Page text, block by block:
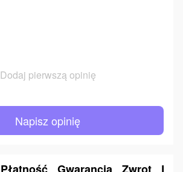
Dodaj pierwszą opinię
Napisz opinię
Płatność Gwarancja Zwrot